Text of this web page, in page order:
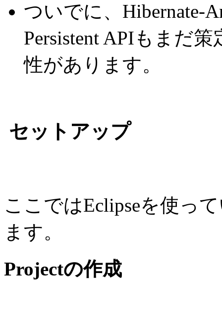
ついでに、Hibernate-
Persistent APIもまだ
性があります。
セットアップ
ここではEclipseを使っ
ます。
Projectの作成